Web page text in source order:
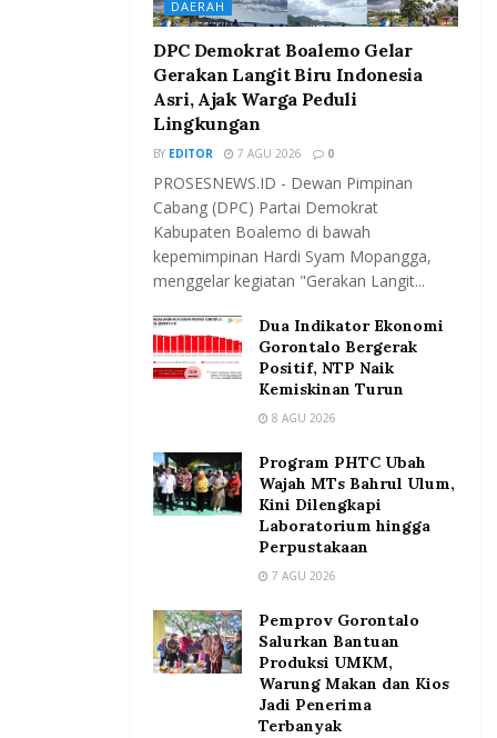
DAERAH
DPC Demokrat Boalemo Gelar
Gerakan Langit Biru Indonesia
Asri, Ajak Warga Peduli
Lingkungan
BY EDITOR 7 AGU 2026 0
PROSESNEWS.ID - Dewan Pimpinan
Cabang (DPC) Partai Demokrat
Kabupaten Boalemo di bawah
kepemimpinan Hardi Syam Mopangga,
menggelar kegiatan "Gerakan Langit...
Dua Indikator Ekonomi
Gorontalo Bergerak
Positif, NTP Naik
Kemiskinan Turun
8 AGU 2026
Program PHTC Ubah
Wajah MTs Bahrul Ulum,
Kini Dilengkapi
Laboratorium hingga
Perpustakaan
7 AGU 2026
Pemprov Gorontalo
Salurkan Bantuan
Produksi UMKM,
Warung Makan dan Kios
Jadi Penerima
Terbanyak